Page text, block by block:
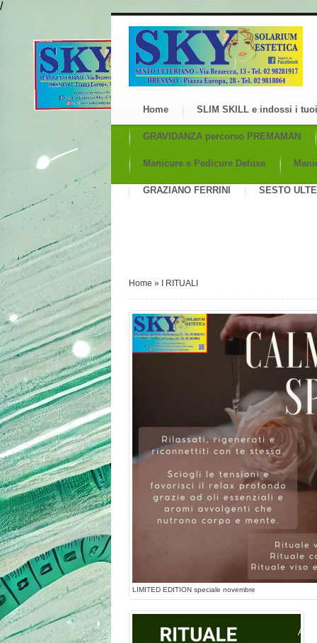
/
Home SLIM SKILL e indossi i
GRAVIDANZA percorso PREMAMAN
Manicure e Pedicure Deluxe
GRAZIANO FERRINI SESTO
Home » I RITUALI
LIMITED EDITION speciale novembre